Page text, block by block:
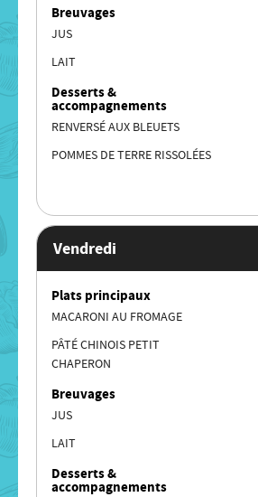
Breuvages
JUS
LAIT
Desserts &
accompagnements
RENVERSÉ AUX BLEUETS
POMMES DE TERRE RISSOLÉES
Vendredi
Plats principaux
MACARONI AU FROMAGE
PÂTÉ CHINOIS PETIT
CHAPERON
Breuvages
JUS
LAIT
Desserts &
accompagnements